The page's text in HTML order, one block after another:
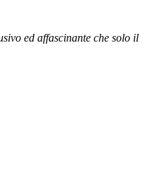
ed affascinante che solo il